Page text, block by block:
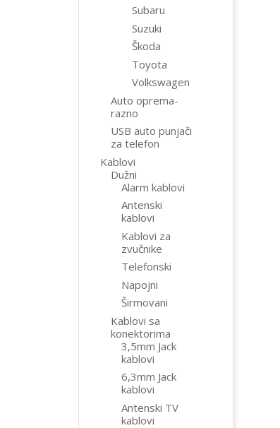
Subaru
Suzuki
Škoda
Toyota
Volkswagen
Auto oprema-
razno
USB auto punjači
za telefon
Kablovi
Dužni
Alarm kablovi
Antenski
kablovi
Kablovi za
zvučnike
Telefonski
Napojni
Širmovani
Kablovi sa
konektorima
3,5mm Jack
kablovi
6,3mm Jack
kablovi
Antenski TV
kablovi